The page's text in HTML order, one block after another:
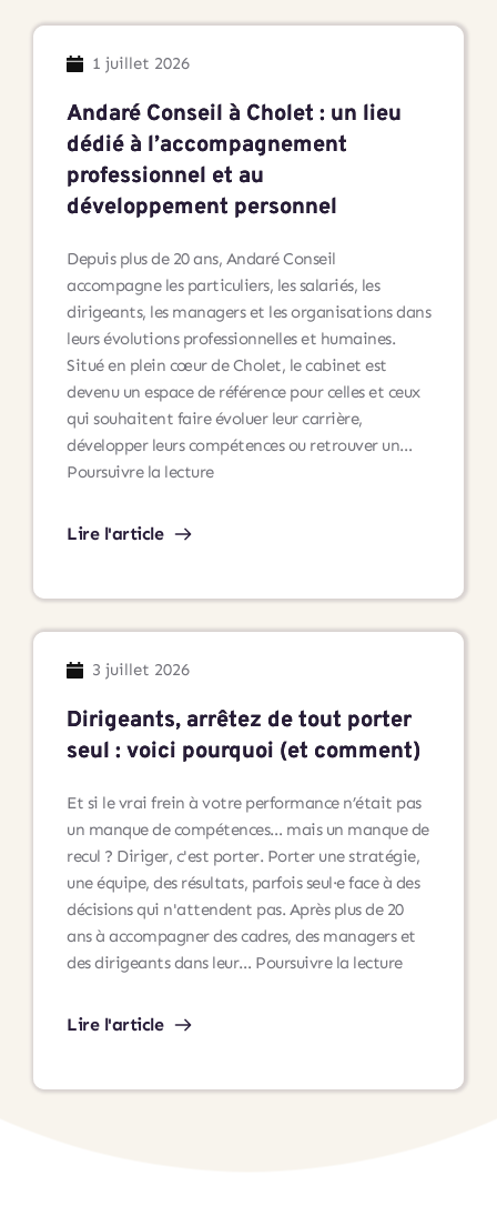
1 juillet 2026
Andaré Conseil à Cholet : un lieu
dédié à l’accompagnement
professionnel et au
développement personnel
Depuis plus de 20 ans, Andaré Conseil
accompagne les particuliers, les salariés, les
dirigeants, les managers et les organisations dans
leurs évolutions professionnelles et humaines.
Situé en plein cœur de Cholet, le cabinet est
devenu un espace de référence pour celles et ceux
qui souhaitent faire évoluer leur carrière,
développer leurs compétences ou retrouver un…
Poursuivre la lectureAndaré
un
lieu
l’accompagnement
professionnel
et
développement
Lire l'article
3 juillet 2026
Dirigeants, arrêtez de tout porter
seul : voici pourquoi (et comment)
Et si le vrai frein à votre performance n’était pas
un manque de compétences… mais un manque de
recul ? Diriger, c'est porter. Porter une stratégie,
une équipe, des résultats, parfois seul·e face à des
décisions qui n'attendent pas. Après plus de 20
ans à accompagner des cadres, des managers et
des dirigeants dans leur… Poursuivre la lectureDirigeants,
seul
Lire l'article